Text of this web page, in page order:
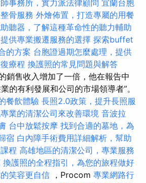
事務所，實力派法律顧問 宜蘭台胞
骨服務 外燴佈置，打造專屬的用餐
聽器，了解這種革命性的聽力輔助
供專業搬遷服務的選擇 探索buffet
的方案 台胞證過期怎麼處理，提供
療程 換護照的常見問題與解答
銷售收入增加了一倍，他在報告中
的有利發展和公司的市場領導者”。
餐飲體驗 長照2.0政策，提升長照服
業的清潔公司來改善環境 音波拉
台中放鬆按摩 找到合適的墓地，為
宿 白內障手術費用詳細解析，幫助
程 高雄地區的清潔公司，專業服務
換護照的全程指引，為您的旅程做好
笑容更自信 ，Procom 專業網路行